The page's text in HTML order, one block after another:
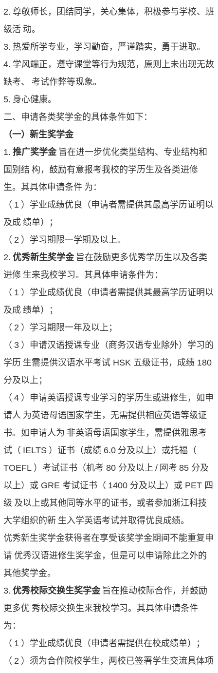
2. 尊敬师长，团结同学，关心集体，积极参与学校、班
级活 动。
3. 热爱所学专业，学习勤奋，严谨踏实，勇于进取。
4. 学风端正，遵守课堂等行为规范，原则上未出现无故
缺考、
考试作弊等现象。
5. 身心健康。
二、申请各类奖学金的具体条件如下：
（一）新生奖学金
1. 推广奖学金 旨在进一步优化类型结构、专业结构和
国别结 构，鼓励有意报考我校的学历生及各类进修
生。其具体申请条件 为：
（ 1 ）学业成绩优良（申请者需提供其最高学历证明以
及成 绩单）；
（ 2 ）学习期限一学期及以上。
2. 优秀新生奖学金 旨在鼓励更多优秀学历生以及各类
进修 生来我校学习。其具体申请条件为：
（ 1 ）学业成绩优良（申请者需提供其最高学历证明以
及成 绩单）；
（ 2 ）学习期限一年及以上；
（ 3 ）申请汉语授课专业（商务汉语专业除外）学习的
学历 生需提供汉语水平考试 HSK 五级证书，成绩 180
分及以上；
（ 4 ）申请英语授课专业学习的学历生或进修生，如申
请人 为英语母语国家学生，无需提供相应英语等级证
书。如申请人为 非英语母语国家学生，需提供雅思考
试（ IELTS ）证书（成绩 6.0 分及以上）或托福（
TOEFL ）考试证书（机考 80 分及以上 / 网考 85 分及
以上）或 GRE 考试证书（ 1400 分及以上）或 PET 四
级 及以上或其他同等水平的证书，或者参加浙江科技
大学组织的新 生入学英语考试并取得优良成绩。
优秀新生奖学金获得者在享受该奖学金期间不能重复申
请 优秀汉语进修生奖学金，但是可以申请除此之外的
其他奖学金。
3. 优秀校际交换生奖学金 旨在推动校际合作，并鼓励
更多优 秀校际交换生来我校学习。其具体申请条件
为：
（ 1 ）学业成绩优良（申请者需提供在校成绩单）；
（ 2 ）须为合作院校学生，两校已签署学生交流具体项